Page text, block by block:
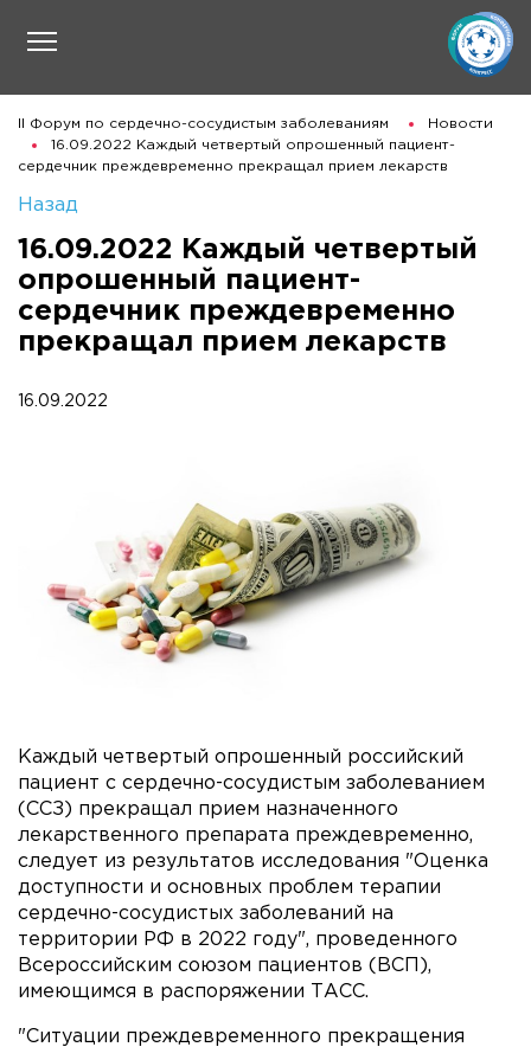
II Форум по сердечно-сосудистым заболеваниям
Новости
16.09.2022 Каждый четвертый опрошенный пациент-
сердечник преждевременно прекращал прием лекарств
Назад
16.09.2022 Каждый четвертый
опрошенный пациент-
сердечник преждевременно
прекращал прием лекарств
16.09.2022
Каждый четвертый опрошенный российский
пациент с сердечно-сосудистым заболеванием
(ССЗ) прекращал прием назначенного
лекарственного препарата преждевременно,
следует из результатов исследования "Оценка
доступности и основных проблем терапии
сердечно-сосудистых заболеваний на
территории РФ в 2022 году", проведенного
Всероссийским союзом пациентов (ВСП),
имеющимся в распоряжении ТАСС.
"Ситуации преждевременного прекращения